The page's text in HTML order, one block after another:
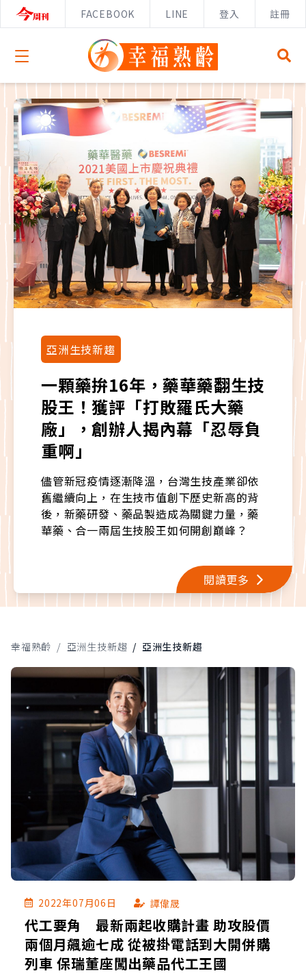
FACEBOOK LINE 登入 註冊
Open menu
亞洲生技新趨
一顆藥拚16年，藥華藥翻生技
股王！獲評「打敗羅氏大藥
廠」，創辦人揭內幕「忍辱負
重啊」
儘管新冠疫情逐漸降溫，台灣生技產業卻依
舊繼續向上，在生技市值創下歷史新高的背
後，新藥研發、藥品製造成為關鍵力量，藥
華藥、合一兩屆生技股王如何開創巔峰？
《今周刊》生技100大報告將為你全盤解
閱讀更多
幸福熟齡 / 亞洲生技新趨 / 亞洲生技新趨
2022年07月06日 譚偉晟
代工要角 最新兩起收購計畫 助攻股價
兩個月飆逾七成 從被掛電話到大開併購
列車 保瑞董座闖出藥品代工王國